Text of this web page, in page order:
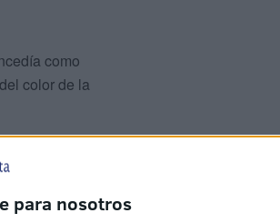
para nosotros
como
color de la
a la
Jefe y